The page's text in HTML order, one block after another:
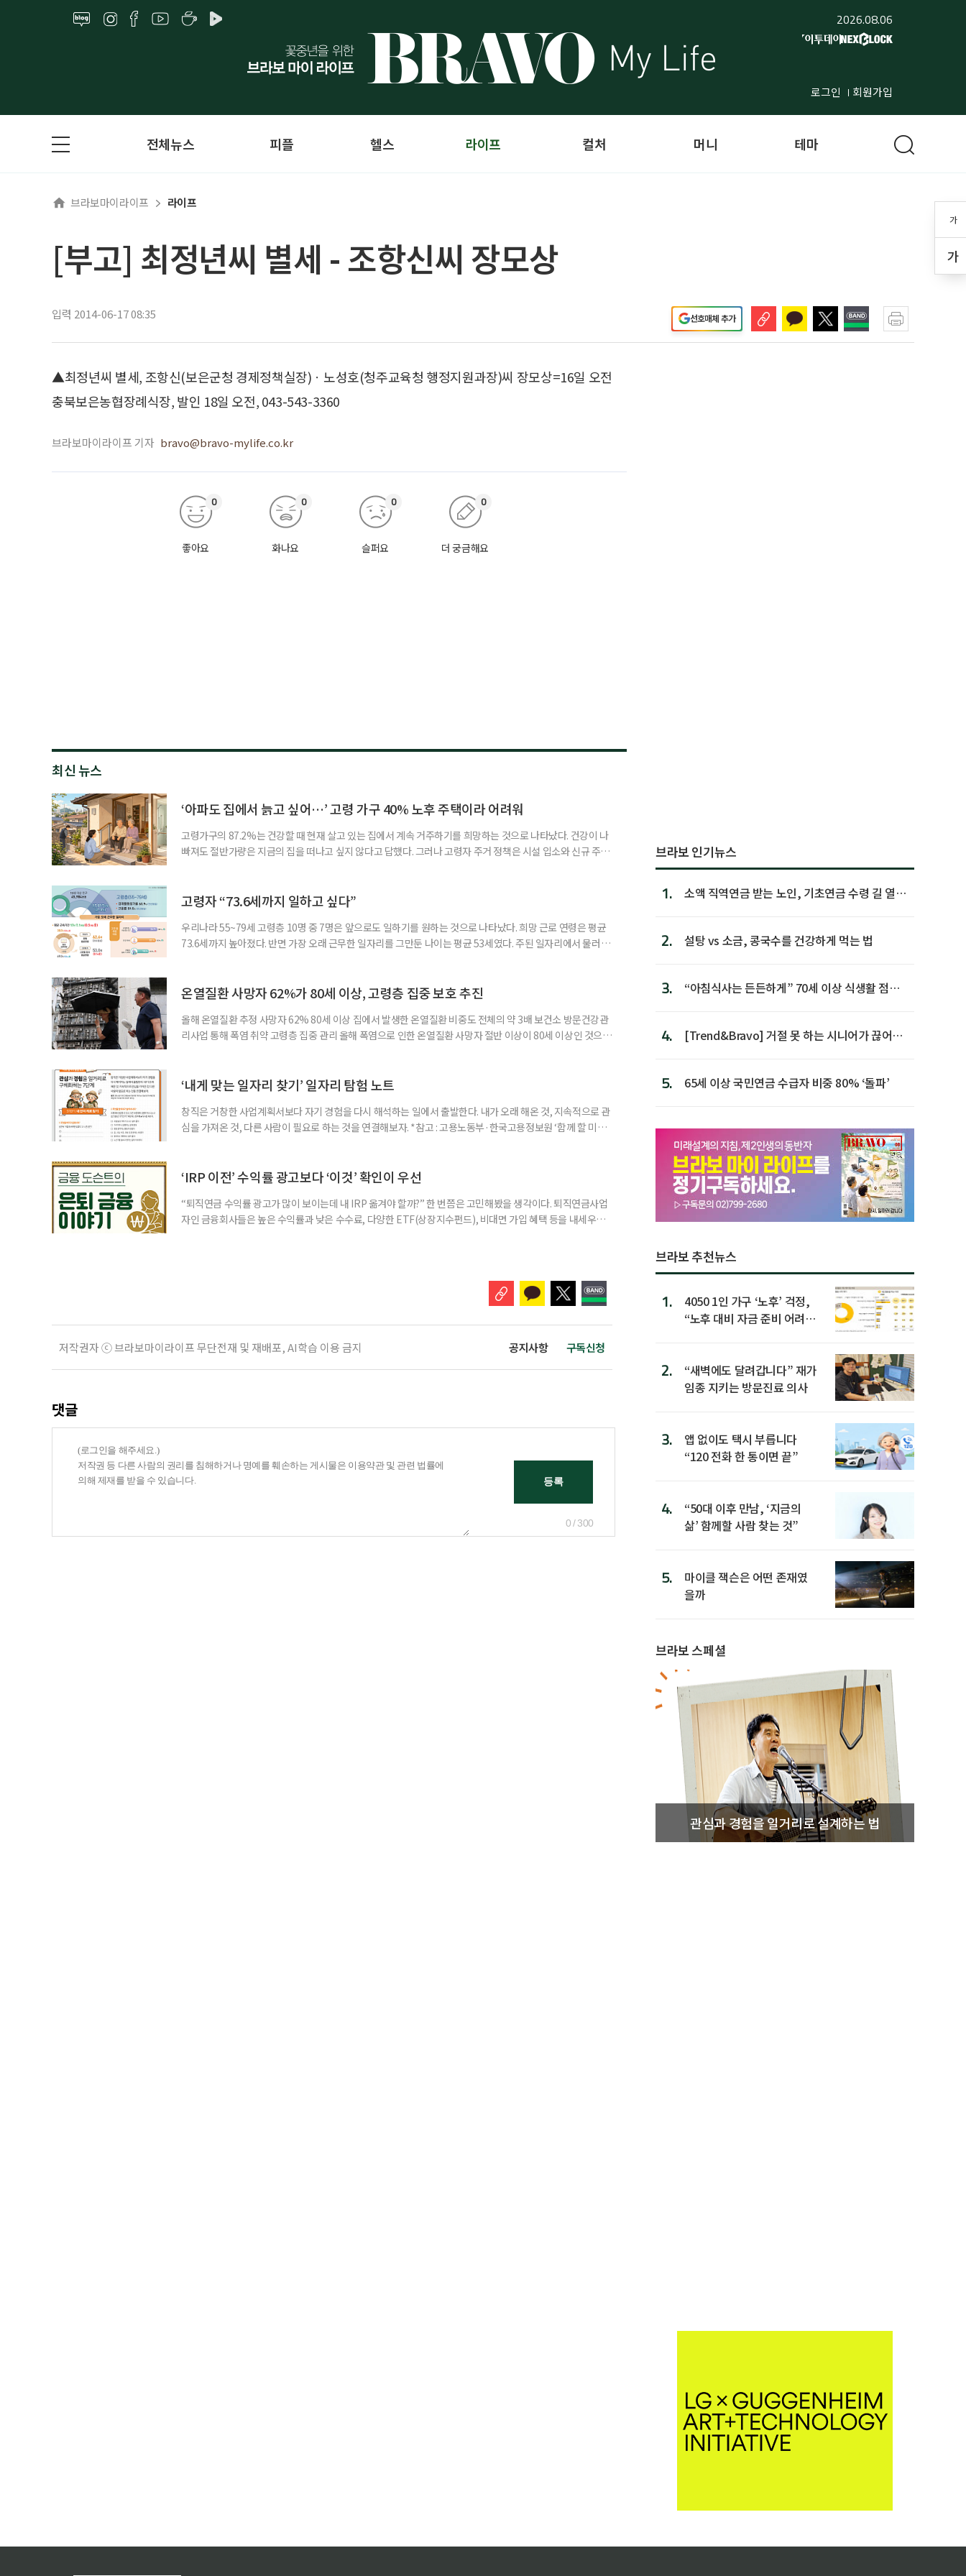
2026.08.06
로그인 회원가입
가
가
전체뉴스 피플 헬스 라이프 컬처 머니 테마
브라보마이라이프 라이프
[부고] 최정년씨 별세 - 조항신씨 장모상
입력 2014-06-17 08:35 선호매체 추가
▲최정년씨 별세, 조항신(보은군청 경제정책실장)ㆍ노성호(청주교육청 행정지원과장)씨 장모상=16일 오전
충북보은농협장례식장, 발인 18일 오전, 043-543-3360
브라보마이라이프 기자 bravo@bravo-mylife.co.kr
좋아요
0
화나요
0
슬퍼요
0
더 궁금해요
0
최신 뉴스
‘아파도 집에서 늙고 싶어…’ 고령 가구 40% 노후 주택이라 어려워
고령가구의 87.2%는 건강할 때 현재 살고 있는 집에서 계속 거주하기를 희망하는 것으로 나타났다. 건강이 나
빠져도 절반가량은 지금의 집을 떠나고 싶지 않다고 답했다. 그러나 고령자 주거 정책은 시설 입소와 신규 주택
여름호에 실린 ‘통합돌봄 시행에 따른 고령자 주거-돌봄 협업 체계 구축 방안’ 보고서는 고
고령자 “73.6세까지 일하고 싶다”
우리나라 55~79세 고령층 10명 중 7명은 앞으로도 일하기를 원하는 것으로 나타났다. 희망 근로 연령은 평균
73.6세까지 높아졌다. 반면 가장 오래 근무한 일자리를 그만둔 나이는 평균 53세였다. 주된 일자리에서 물러난
7000명으로, 1년 전보다 57만 명 증가했다. 15세 이상 인구에서 차지하는 비중은
온열질환 사망자 62%가 80세 이상, 고령층 집중 보호 추진
올해 온열질환 추정 사망자 62% 80세 이상 집에서 발생한 온열질환 비중도 전체의 약 3배 보건소 방문건강관
리사업 통해 폭염 취약 고령층 집중 관리 올해 폭염으로 인한 온열질환 사망자 절반 이상이 80세 이상인 것으로
고령층은 825명(33.8%), 80세 이상은 300명(12.3%)으로 집계됐다. 연령별 환자 수
‘내게 맞는 일자리 찾기’ 일자리 탐험 노트
창직은 거창한 사업계획서보다 자기 경험을 다시 해석하는 일에서 출발한다. 내가 오래 해온 것, 지속적으로 관
심을 가져온 것, 다른 사람이 필요로 하는 것을 연결해보자. *참고 : 고용노동부·한국고용정보원 ‘함께 할 미래
2._______________ 3._______________ ▷ 그중 내가 직접 해볼 만
‘IRP 이전’ 수익률 광고보다 ‘이것’ 확인이 우선
“퇴직연금 수익률 광고가 많이 보이는데 내 IRP 옮겨야 할까?” 한 번쯤은 고민해봤을 생각이다. 퇴직연금사업
자인 금융회사들은 높은 수익률과 낮은 수수료, 다양한 ETF(상장지수펀드), 비대면 가입 혜택 등을 내세우며
저작권자 ⓒ 브라보마이라이프 무단전재 및 재배포, AI학습 이용 금지 공지사항 구독신청
댓글
0 / 300
브라보 인기뉴스
1.
소액 직역연금 받는 노인, 기초연금 수령 길 열린
2. 설탕 vs 소금, 콩국수를 건강하게 먹는 법
3.
“아침식사는 든든하게” 70세 이상 식생활 점수
4.
[Trend&Bravo] 거절 못 하는 시니어가 끊어야
5. 65세 이상 국민연금 수급자 비중 80% ‘돌파’
브라보 추천뉴스
1.
4050 1인 가구 ‘노후’ 걱정,
“노후 대비 자금 준비 어려
2.
“새벽에도 달려갑니다” 재가
임종 지키는 방문진료 의사
3.
앱 없이도 택시 부릅니다
“120 전화 한 통이면 끝”
4.
“50대 이후 만남, ‘지금의
삶’ 함께할 사람 찾는 것”
5.
마이클 잭슨은 어떤 존재였
을까
브라보 스페셜
관심과 경험을 일거리로 설계하는 법